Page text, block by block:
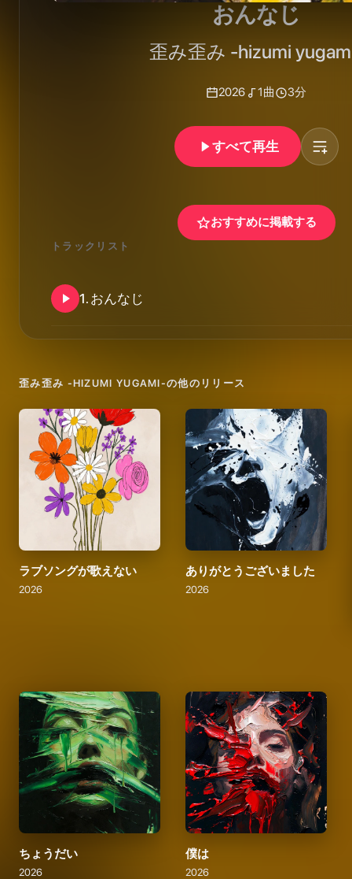
おんなじ
歪み歪み -hizumi
2026 1曲 3分
すべて再生
おすすめに掲載する
トラックリスト
1. おんなじ
歪み歪み -HIZUMI YUGAMI-の他のリリース
ラブソングが歌えない
2026
ありがとうございました
2026
ちょうだい
2026
僕は
2026